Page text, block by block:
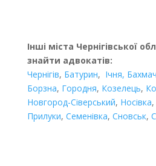
Інші міста Чернігівської
знайти адвокатів:
Чернігів, Батурин, Ічня, Бахмач
Борзна, Городня, Козелець,
Новгород-Сіверський, Носівка,
Прилуки, Семенівка, Сновськ,